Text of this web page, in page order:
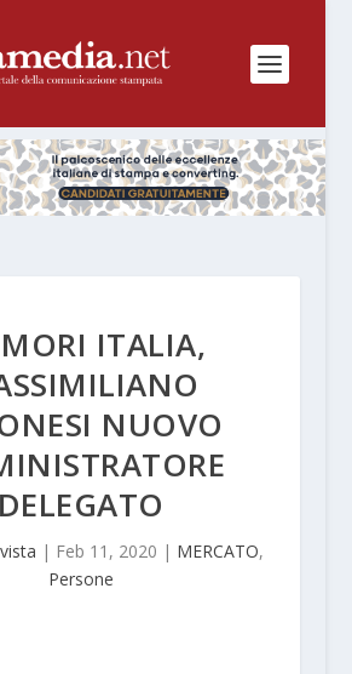
ITALIA,
NUOVO
DELEGATO
| Feb 11, 2020 | MERCATO,
Persone